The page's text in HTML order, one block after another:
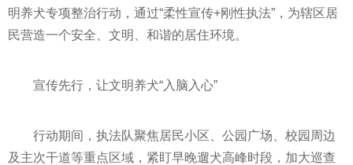
明养犬专项整治行动，通过“柔性宣传+刚性执法”，为辖区居
民营造一个安全、文明、和谐的居住环境。
宣传先行，让文明养犬“入脑入心”
行动期间，执法队聚焦居民小区、公园广场、校园周边
及主次干道等重点区域，紧盯早晚遛犬高峰时段，加大巡查